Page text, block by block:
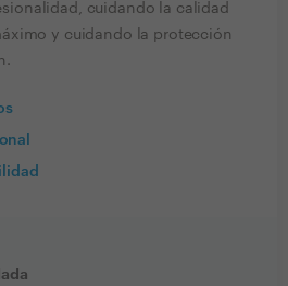
cuidando la calidad
y cuidando la protección